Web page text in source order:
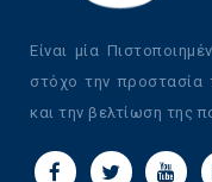
Είναι μία
στόχο την
και την βελτίωση της